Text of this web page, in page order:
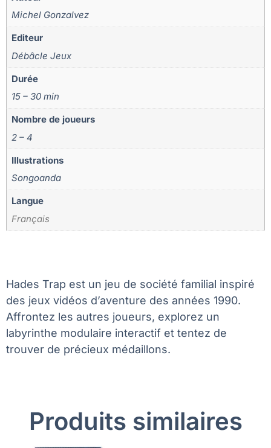
Michel Gonzalvez
Editeur
Débâcle Jeux
Durée
15 – 30 min
Nombre de joueurs
2 – 4
Illustrations
Songoanda
Langue
Français
Hades Trap est un jeu de société familial inspiré
des jeux vidéos d’aventure des années 1990.
Affrontez les autres joueurs, explorez un
labyrinthe modulaire interactif et tentez de
trouver de précieux médaillons.
Produits similaires